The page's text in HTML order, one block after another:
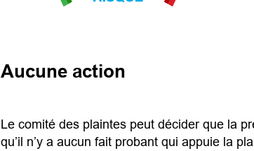
Aucune action
Le comité des plaintes peut décider que la
qu’il n’y a aucun fait probant qui appuie la